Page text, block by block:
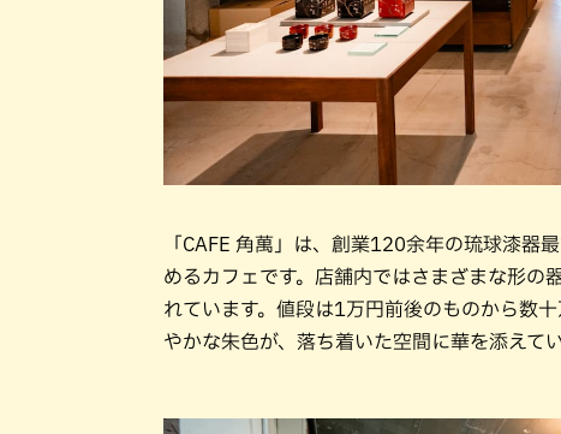
「CAFE 角萬」は、創業120余年の琉球漆器
めるカフェです。店舗内ではさまざまな形の
れています。値段は1万円前後のものから数
やかな朱色が、落ち着いた空間に華を添えてい